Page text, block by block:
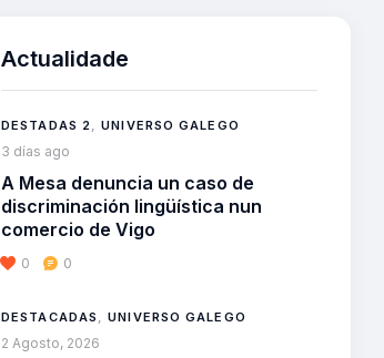
Actualidade
DESTADAS 2 ,UNIVERSO GALEGO
3 días ago
A Mesa denuncia un caso de
discriminación lingüística nun
comercio de Vigo
0 0
DESTACADAS ,UNIVERSO GALEGO
2 Agosto, 2026